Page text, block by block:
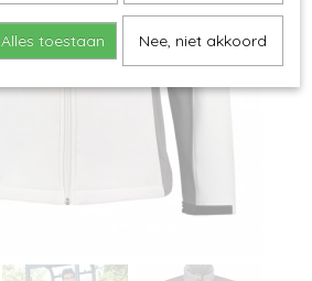
Alles toestaan Nee, niet akkoord